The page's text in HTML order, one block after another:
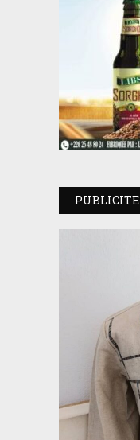
PUBLICITE